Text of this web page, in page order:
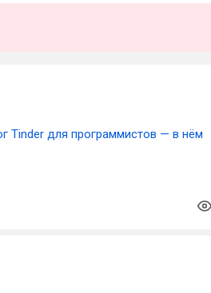
Tinder для программистов — в нём